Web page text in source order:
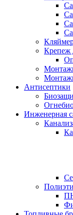
Крепеж
Антисептики
Инженерная